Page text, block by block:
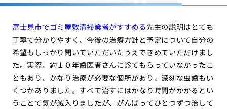
富士見市でゴミ屋敷清掃業者がすすめる先生の説明はとても
丁寧で分かりやすく、今後の治療方針と予定について自分の
希望もしっかり聞いていただいたうえできめていただけまし
た。実際、約１０年歯医者さんに診てもらっていなかったこ
ともあり、かなり治療が必要な個所があり、深刻な虫歯もい
くつかありました。すべて治すにはかなり時間がかかるとい
うことで気が滅入りましたが、がんばってひとつずつ治して